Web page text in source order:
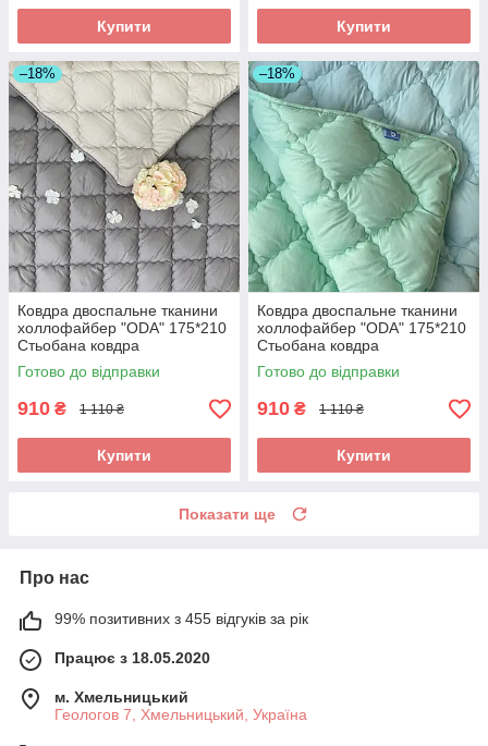
Купити Купити
–18%
Ковдра двоспальне тканини
холлофайбер "ODA" 175*210
Стьобана ковдра
Готово до відправки
910 ₴ 1 110 ₴
Купити
–18%
Ковдра двоспальне тканини
холлофайбер "ODA" 175*210
Стьобана ковдра
Готово до відправки
910 ₴ 1 110 ₴
Купити
Показати ще
Про нас
99% позитивних з 455 відгуків за рік
Працює з 18.05.2020
м. Хмельницький
Геологов 7, Хмельницький, Україна